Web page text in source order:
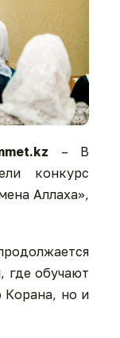
– В
конкурс
Аллаха»,
где обучают
Корана, но и